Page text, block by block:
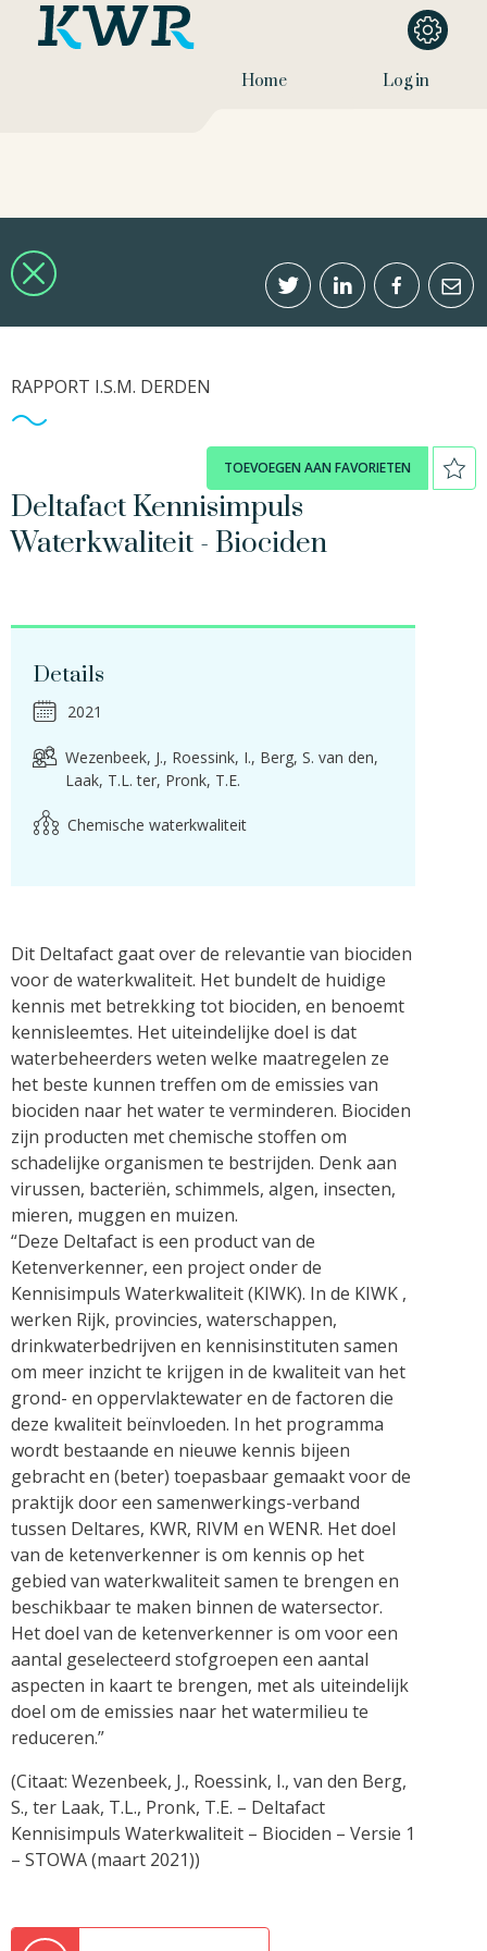
Home Log in
RAPPORT I.S.M. DERDEN
TOEVOEGEN AAN FAVORIETEN
Deltafact Kennisimpuls
Waterkwaliteit - Biociden
Details
2021
Wezenbeek, J. Roessink, I. Berg, S. van den
Laak, T.L. ter Pronk, T.E.
Chemische waterkwaliteit
Dit Deltafact gaat over de relevantie van biociden
voor de waterkwaliteit. Het bundelt de huidige
kennis met betrekking tot biociden, en benoemt
kennisleemtes. Het uiteindelijke doel is dat
waterbeheerders weten welke maatregelen ze
het beste kunnen treffen om de emissies van
biociden naar het water te verminderen. Biociden
zijn producten met chemische stoffen om
schadelijke organismen te bestrijden. Denk aan
virussen, bacteriën, schimmels, algen, insecten,
mieren, muggen en muizen.
“Deze Deltafact is een product van de
Ketenverkenner, een project onder de
Kennisimpuls Waterkwaliteit (KIWK). In de KIWK ,
werken Rijk, provincies, waterschappen,
drinkwaterbedrijven en kennisinstituten samen
om meer inzicht te krijgen in de kwaliteit van het
grond- en oppervlaktewater en de factoren die
deze kwaliteit beïnvloeden. In het programma
wordt bestaande en nieuwe kennis bijeen
gebracht en (beter) toepasbaar gemaakt voor de
praktijk door een samenwerkings-verband
tussen Deltares, KWR, RIVM en WENR. Het doel
van de ketenverkenner is om kennis op het
gebied van waterkwaliteit samen te brengen en
beschikbaar te maken binnen de watersector.
Het doel van de ketenverkenner is om voor een
aantal geselecteerd stofgroepen een aantal
aspecten in kaart te brengen, met als uiteindelijk
doel om de emissies naar het watermilieu te
reduceren.”
(Citaat: Wezenbeek, J., Roessink, I., van den Berg,
S., ter Laak, T.L., Pronk, T.E. – Deltafact
Kennisimpuls Waterkwaliteit – Biociden – Versie 1
– STOWA (maart 2021))